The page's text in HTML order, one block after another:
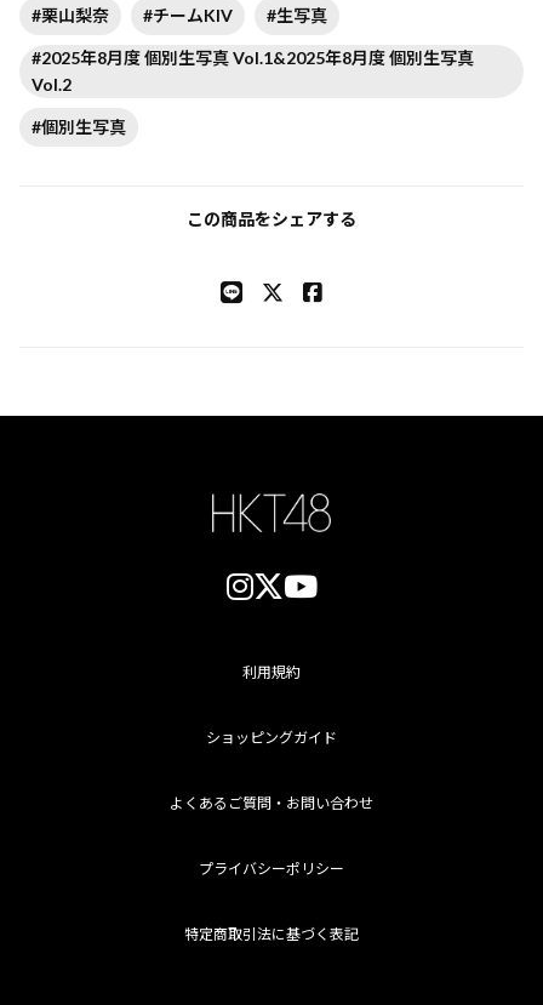
#栗山梨奈 #チームKIV #生写真
#2025年8月度 個別生写真 Vol.1&2025年8月度 個別生写真
Vol.2
#個別生写真
この商品をシェアする
利用規約
ショッピングガイド
よくあるご質問・お問い合わせ
プライバシーポリシー
特定商取引法に基づく表記